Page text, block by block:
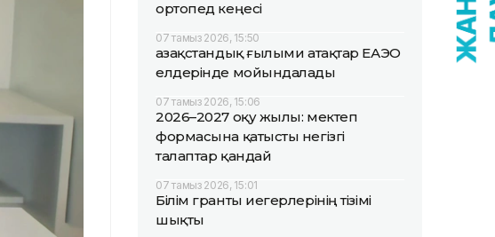
ортопед кеңесі
07 тамыз 2026, 15:50
Қазақстандық ғылыми атақтар ЕАЭО
елдерінде мойындалады
07 тамыз 2026, 15:06
2026–2027 оқу жылы: мектеп
формасына қатысты негізгі
талаптар қандай
07 тамыз 2026, 15:01
Білім гранты иегерлерінің тізімі
шықты